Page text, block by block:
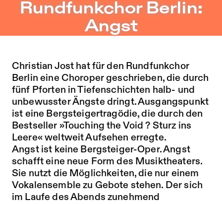
Zu Programm springen
Zu Aktuelles springen
Rundfunkchor Berlin: Angst – Sophiensæle | Freies
Rundfunkchor Berlin:
Angst
Christian Jost hat für den Rundfunkchor
Berlin eine Choroper geschrieben, die durch
fünf Pforten in Tiefenschichten halb- und
unbewusster Ängste dringt. Ausgangspunkt
ist eine Bergsteigertragödie, die durch den
Bestseller »Touching the Void ? Sturz ins
Leere« weltweit Aufsehen erregte.
Angst ist keine Bergsteiger-Oper. Angst
schafft eine neue Form des Musiktheaters.
Sie nutzt die Möglichkeiten, die nur einem
Vokalensemble zu Gebote stehen. Der sich
im Laufe des Abends zunehmend